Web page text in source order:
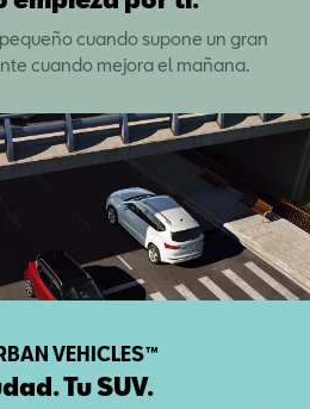
cuando supone un gran
cuando mejora el mañana.
VEHICLES™
Tu SUV.